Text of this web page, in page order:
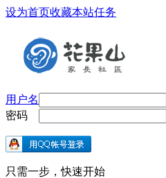
设为首页收藏本站任务
用户名
密码
只需一步，快速开始